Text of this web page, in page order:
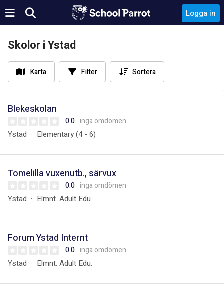
Logga in
Skolor i Ystad
Karta Filter Sortera
Blekeskolan
0.0 inga omdömen
Ystad Elementary (4 - 6)
Tomelilla vuxenutb., särvux
0.0 inga omdömen
Ystad Elmnt. Adult Edu.
Forum Ystad Internt
0.0 inga omdömen
Ystad Elmnt. Adult Edu.